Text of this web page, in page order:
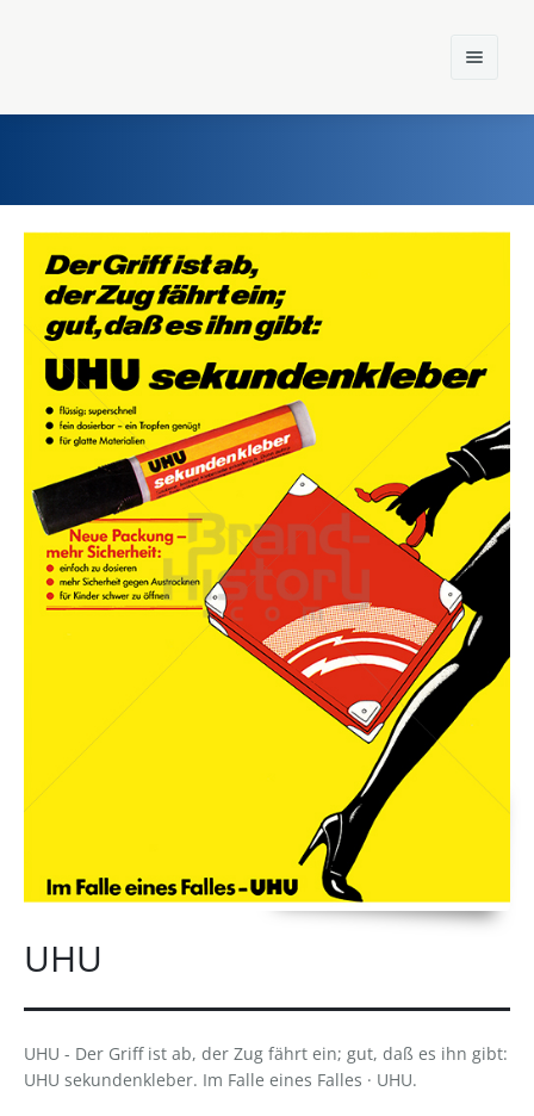
Home
Einst und Heute
Marken
Konzerne
Epoche
UHU
UHU - Der Griff ist ab, der Zug fährt ein; gut, daß es ihn gibt:
UHU sekundenkleber. Im Falle eines Falles · UHU.